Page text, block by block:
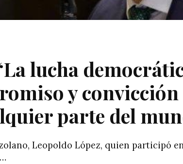
lucha
y
parte del
Leopoldo López, quien participó